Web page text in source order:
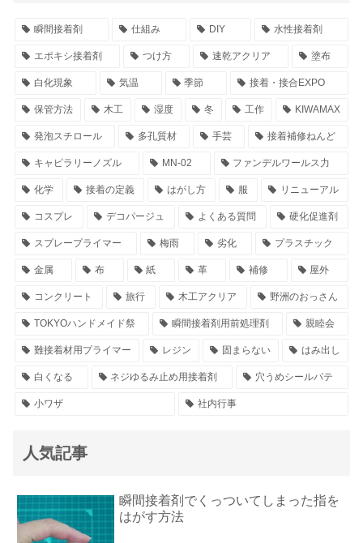
瞬間接着剤 仕組み DIY 水性接着剤
エポキシ接着剤 つけ方 速乾アクリア 塗布
白化現象 気温 季節 接着・接合EXPO
保管方法 木工 湿度 冬 工作 KIWAMAX
発泡スチロール 多孔質材 手芸 接着補修ねんど
キャピラリーノズル MN-02 ファンデルワールス力
化学 接着の定義 はがし方 服 リニューアル
コスプレ デコパージュ よくある質問 硬化促進剤
スプレープライマー 梅雨 劣化 プラスチック
金属 布 紙 革 補修 屋外
コンクリート 旅行 木工アクリア 野洲のおっさん
TOKYOハンドメイド祭 瞬間接着剤用前処理剤 親睦会
難接着材用プライマー レジン 固まらない はみ出し
白くなる ネジゆるみ止め用接着剤 穴うめシールパテ
小ワザ 社内行事
人気記事
瞬間接着剤でくっついてしまった指を
はがす方法